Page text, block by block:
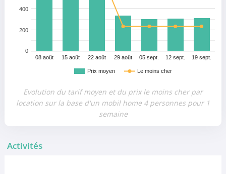
Prix moyen Le moins cher
08 août 15 août 22 août 29 août 05 sept. 12 sept. 19 sept.
0
200
400
Evolution du tarif moyen et du prix le moins cher par
location sur la base d'un mobil home 4 personnes pour 1
semaine
Activités